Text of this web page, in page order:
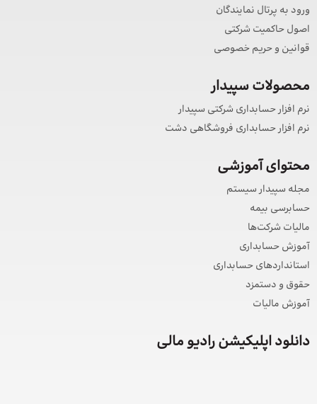
ورود به پرتال نمایندگان
اصول حاکمیت شرکتی
قوانین و حریم خصوصی
محصولات سپیدار
نرم افزار حسابداری شرکتی سپیدار
نرم افزار حسابداری فروشگاهی دشت
محتوای آموزشی
مجله سپیدار سیستم
حسابرسی بیمه
مالیات شرکت‌ها
آموزش حسابداری
استانداردهای حسابداری
حقوق و دستمزد
آموزش مالیات
دانلود اپلیکیشن رادیو مالی